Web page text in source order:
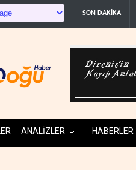
SON DAKİKA
ANALİZLER HABERLER